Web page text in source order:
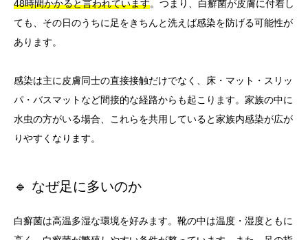
48時間かかると言われています。つまり、白癬菌が皮膚に付着し
ても、その日のうちに足をきちんと洗えば感染を防げる可能性が
あります。
感染は主に皮膚同士の直接接触だけでなく、床・マット・スリッ
パ・バスマットなど間接的な経路からも起こります。家族の中に
水虫の方がいる場合、これらを共用していると家族内感染が広が
りやすくなります。
🔹 なぜ足に多いのか
白癬菌は高温多湿な環境を好みます。靴の中は温度・湿度ともに